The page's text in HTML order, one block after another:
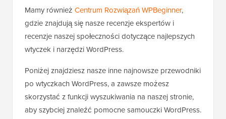
Mamy również Centrum Rozwiązań WPBeginner,
gdzie znajdują się nasze recenzje ekspertów i
recenzje naszej społeczności dotyczące najlepszych
wtyczek i narzędzi WordPress.
Poniżej znajdziesz nasze inne najnowsze przewodniki
po wtyczkach WordPress, a zawsze możesz
skorzystać z funkcji wyszukiwania na naszej stronie,
aby szybciej znaleźć pomocne samouczki WordPress.